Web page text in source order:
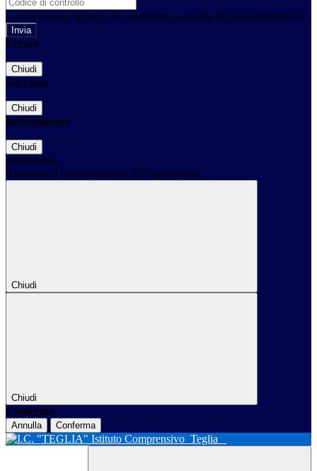
E-mail inviata, si prega di controllare la casella di posta elettronica!
Errore
Chiudi
Successo
Chiudi
Informazione
Chiudi
Attendere...
Attendere il completamento dell'operazione...
Chiudi
Chiudi
Conferma
Annulla Conferma
Istituto Comprensivo Teglia